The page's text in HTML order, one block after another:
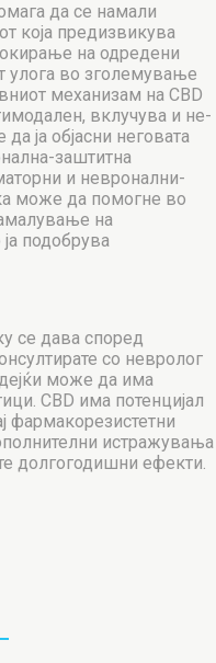
да се намали
која предизвикува
на одредени
улога во зголемување
механизам на CBD
вклучува и не-
ја објасни неговата
заштитна
и невронални-
може да помогне во
на
подобрува
се дава според
со невролог
може да има
CBD има потенцијал
фармакорезистетни
истражувања
долгогодишни ефекти.